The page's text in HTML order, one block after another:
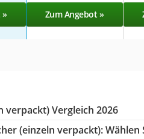
» Zum Angebot »
Vergleich 2026
(einzeln verpackt):Wählen